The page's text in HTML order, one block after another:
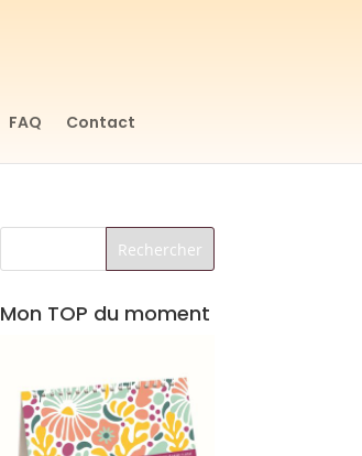
FAQ Contact
Mon TOP du moment